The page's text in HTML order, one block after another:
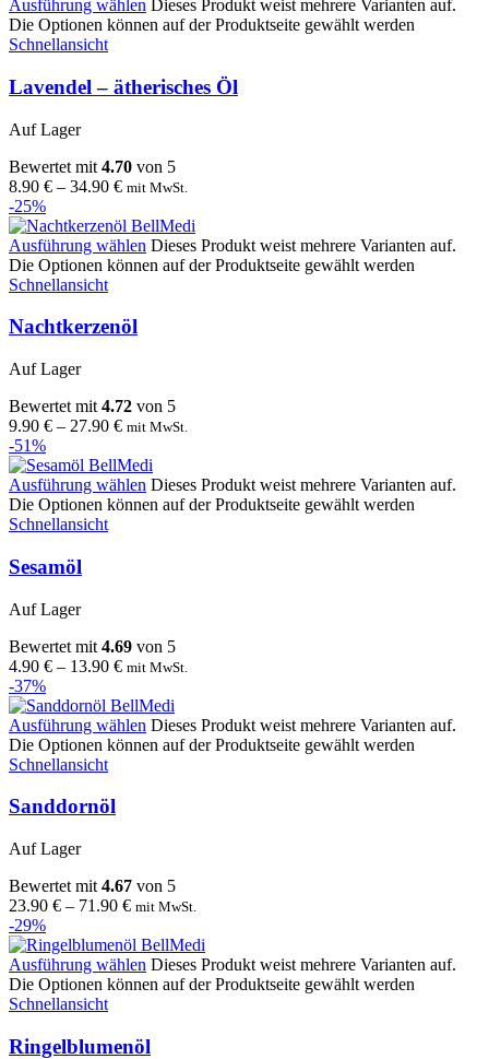
Ausführung wählen
Dieses Produkt weist mehrere Varianten auf.
Die Optionen können auf der Produktseite gewählt werden
Schnellansicht
Lavendel – ätherisches Öl
Auf Lager
Bewertet mit 4.70 von 5
8.90 € – 34.90 € mit MwSt.
-25%
Ausführung wählen Dieses Produkt weist mehrere Varianten auf.
Die Optionen können auf der Produktseite gewählt werden
Schnellansicht
Nachtkerzenöl
Auf Lager
Bewertet mit 4.72 von 5
9.90 € – 27.90 € mit MwSt.
-51%
Ausführung wählen Dieses Produkt weist mehrere Varianten auf.
Die Optionen können auf der Produktseite gewählt werden
Schnellansicht
Sesamöl
Auf Lager
Bewertet mit 4.69 von 5
4.90 € – 13.90 € mit MwSt.
-37%
Ausführung wählen Dieses Produkt weist mehrere Varianten auf.
Die Optionen können auf der Produktseite gewählt werden
Schnellansicht
Sanddornöl
Auf Lager
Bewertet mit 4.67 von 5
23.90 € – 71.90 € mit MwSt.
-29%
Ausführung wählen Dieses Produkt weist mehrere Varianten auf.
Die Optionen können auf der Produktseite gewählt werden
Schnellansicht
Ringelblumenöl